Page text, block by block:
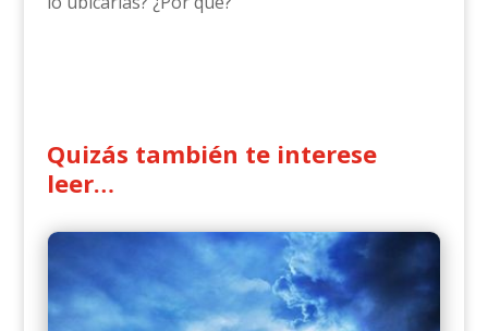
Quizás también te interese
leer…